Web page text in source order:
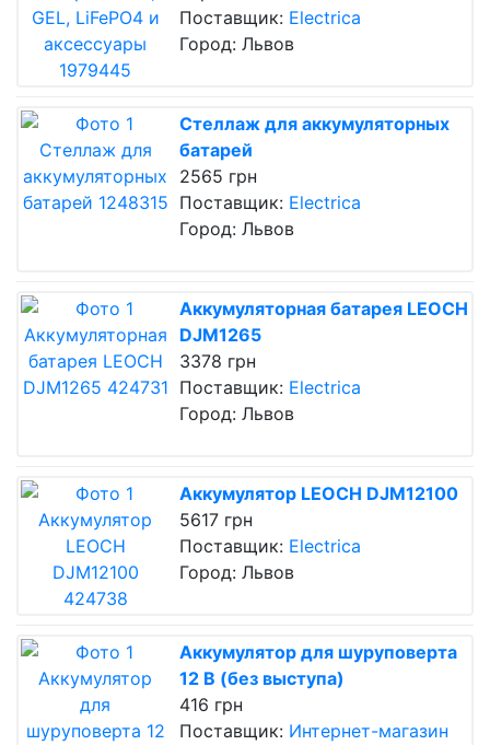
Поставщик: Electrica
Город: Львов
Стеллаж для аккумуляторных
батарей
2565 грн
Поставщик: Electrica
Город: Львов
Аккумуляторная батарея LEOCH
DJM1265
3378 грн
Поставщик: Electrica
Город: Львов
Аккумулятор LEOCH DJM12100
5617 грн
Поставщик: Electrica
Город: Львов
Аккумулятор для шуруповерта
12 В (без выступа)
416 грн
Поставщик: Интернет-магазин